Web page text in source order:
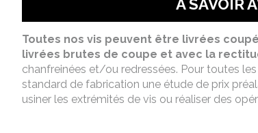
À SAVOIR
Toutes nos vis peuvent être livrées
livrées brutes de coupe et avec la
chanfreinées et/ou redressées. Pour toutes
standard de fabrication une étude de prix
usiner les extrémités de vis ou réaliser des